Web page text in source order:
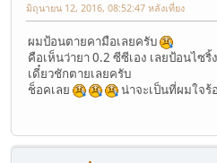
มิถุนายน 12, 2016, 08:52:47 หลังเที่ยง
ผมป้อนตายคามือเลยครับ
คือเห็นว่ายา 0.2 ซีซีเอง เลยป้อนไซ
เดี๋ยวชักตายเลยครับ
ช็อคเลย
น่าจะเป็นที่ผมใจร้